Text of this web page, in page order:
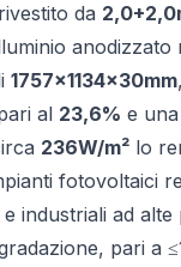
rivestito da
anodizzato
1757×1134×30mm
al 23,6% e
236W/m² lo
fotovoltaici
industriali ad alte
pari a